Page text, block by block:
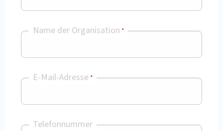
Name der Organisation *
E-Mail-Adresse*
Telefonnummer